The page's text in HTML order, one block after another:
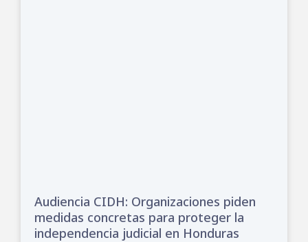
Audiencia CIDH: Organizaciones piden
medidas concretas para proteger la
independencia judicial en Honduras